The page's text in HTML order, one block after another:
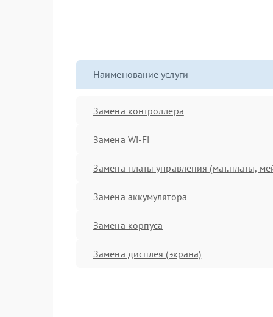
Наименование услуги
Замена контроллера
Замена Wi-Fi
Замена платы управления (мат.платы,
Замена аккумулятора
Замена корпуса
Замена дисплея (экрана)